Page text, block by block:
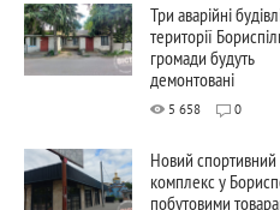
Три аварійні
території
громади будуть
демонтовані
5 658 0
Новий спортивний
комплекс у
побутовими